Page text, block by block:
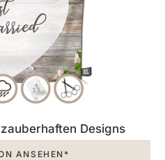
Designs
ANSEHEN*